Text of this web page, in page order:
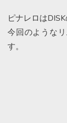
ピナレロは
今回のような
す。